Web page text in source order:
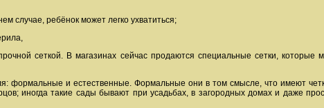
случае, ребёнок может легко ухватиться;
сеткой. В магазинах сейчас продаются специальные сетки, которые
формальные и естественные. Формальные они в том смысле, что имеют
иногда такие сады бывают при усадьбах, в загородных домах и даже